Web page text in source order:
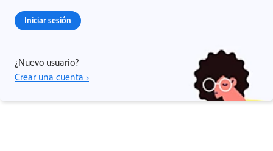
Iniciar sesión
¿Nuevo usuario?
Crear una cuenta ›